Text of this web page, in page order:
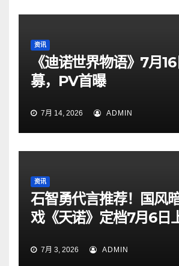
资讯
《迪诺世界物语》7月
募，PV首曝
7月 14, 2026 ADMIN
资讯
石智勇代言推荐！国风
戏《天诺》定档7月6日
7月 3, 2026 ADMIN